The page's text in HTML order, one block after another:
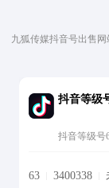
九狐传媒抖音号出售
抖音等级
抖音等级号
63 3400338